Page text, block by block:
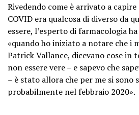
Rivedendo come è arrivato a
COVID era qualcosa di diverso da
essere, l’esperto di farmacologia
«quando ho iniziato a notare che i
Patrick Vallance, dicevano cose in
non essere vere – e sapevo che
– è stato allora che per me si sono
probabilmente nel febbraio 2020».